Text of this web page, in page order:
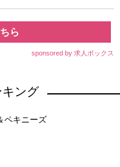
ら
sponsored by 求人ボックス
キング
ペキニーズ